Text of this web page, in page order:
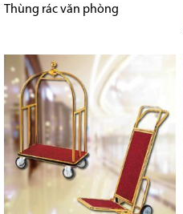
Thùng rác văn phòng